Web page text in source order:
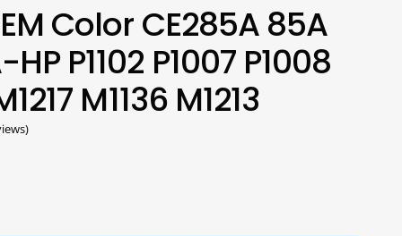
Color CE285A 85A
P1102 P1007 P1008
M1136 M1213